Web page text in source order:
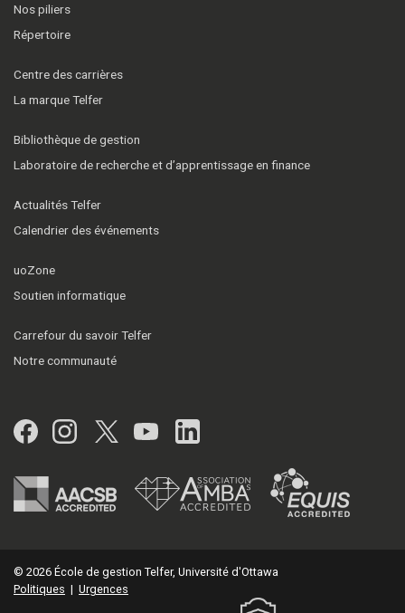
Nos piliers
Répertoire
Centre des carrières
La marque Telfer
Bibliothèque de gestion
Laboratoire de recherche et d’apprentissage en finance
Actualités Telfer
Calendrier des événements
uoZone
Soutien informatique
Carrefour du savoir Telfer
Notre communauté
Facebook
Instagram
Twitter
YouTubeLinkedIn
© 2026 École de gestion Telfer, Université d'Ottawa
Politiques | Urgences